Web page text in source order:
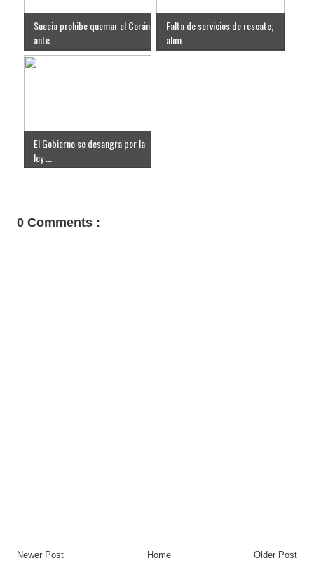
Suecia prohibe quemar el Corán
ante...
Falta de servicios de rescate,
alim...
El Gobierno se desangra por la
ley ...
0 Comments :
Newer Post Older Post
Home